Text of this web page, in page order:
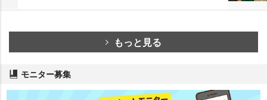
もっと見る
モニター募集